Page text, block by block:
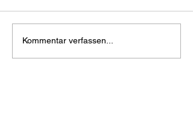
Kommentar verfassen...